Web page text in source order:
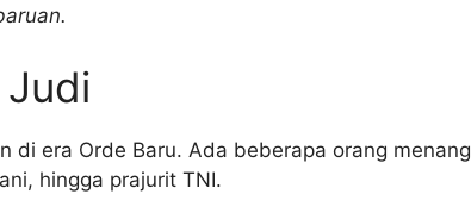
Judi
di era Orde Baru. Ada beberapa orang menang
hingga prajurit TNI.